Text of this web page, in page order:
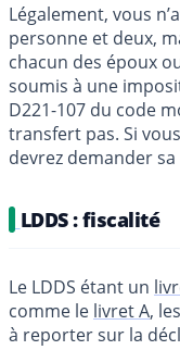
Légalement, vous
personne et deux,
chacun des époux
soumis à une
D221-107 du code
transfert pas. Si
devrez demander
LDDS : fiscalité
Le LDDS étant un
comme le livret A,
à reporter sur la